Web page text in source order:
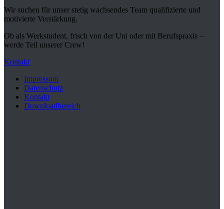
Wir suchen für unser stetig wachsendes Team qualifizierte und
motivierte Verstärkung.
Ob als Werkstudent, frisch von der Uni oder mit Berufspraxis –
werde Teil unserer Crew!
Kontakt
Impressum
Datenschutz
Kontakt
Downloadbereich